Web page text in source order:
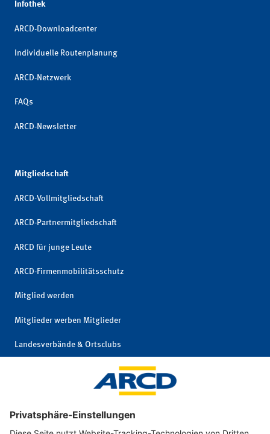
Infothek
ARCD-Downloadcenter
Individuelle Routenplanung
ARCD-Netzwerk
FAQs
ARCD-Newsletter
Mitgliedschaft
ARCD-Vollmitgliedschaft
ARCD-Partnermitgliedschaft
ARCD für junge Leute
ARCD-Firmenmobilitätsschutz
Mitglied werden
Mitglieder werben Mitglieder
Landesverbände & Ortsclubs